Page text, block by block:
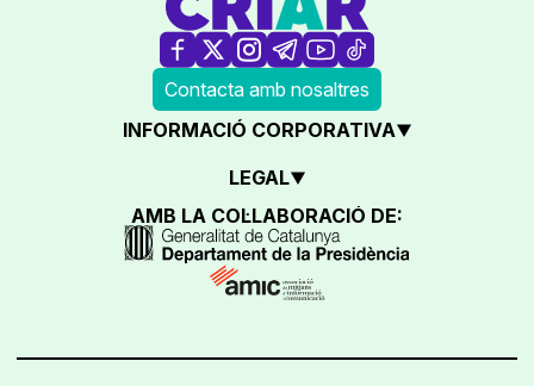
Contacta amb nosaltres
INFORMACIÓ CORPORATIVA
LEGAL
AMB LA COL·LABORACIÓ DE: